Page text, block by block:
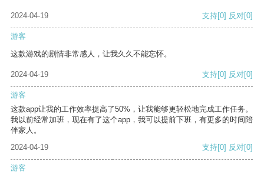
2024-04-19 支持[0] 反对[0]
游客
这款游戏的剧情非常感人，让我久久不能忘怀。
2024-04-19 支持[0] 反对[0]
游客
这款app让我的工作效率提高了50%，让我能够更轻松地完成工作任务。
我以前经常加班，现在有了这个app，我可以提前下班，有更多的时间陪
伴家人。
2024-04-19
支持[0] 反对[0]
游客